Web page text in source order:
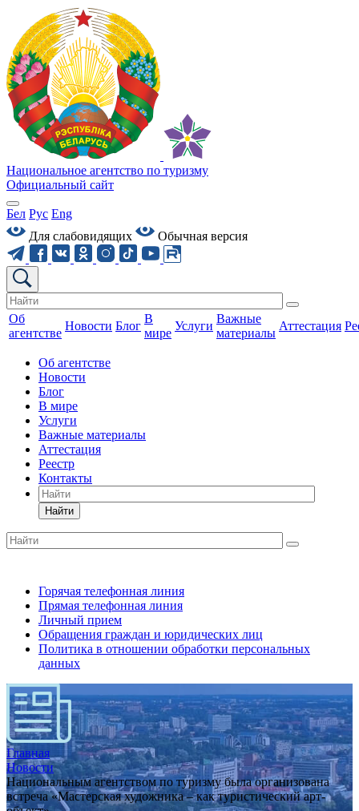
Национальное агентство по туризму
Официальный сайт
Бел Рус Eng
Для слабовидящих
Обычная версия
Об
агентстве
Новости Блог
В
мире
Услуги
Важные
материалы
Аттестация
Об агентстве
Новости
Блог
В мире
Услуги
Важные материалы
Аттестация
Реестр
Контакты
Найти
Горячая телефонная линия
Прямая телефонная линия
Личный прием
Обращения граждан и юридических лиц
Политика в отношении обработки персональных
данных
Главная
Новости
Национальным агентством по туризму была организована
встреча «Мастерская художника – как туристический арт-